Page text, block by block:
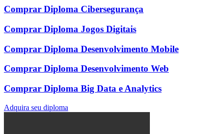
Comprar Diploma Cibersegurança
Comprar Diploma Jogos Digitais
Comprar Diploma Desenvolvimento Mobile
Comprar Diploma Desenvolvimento Web
Comprar Diploma Big Data e Analytics
Adquira seu diploma